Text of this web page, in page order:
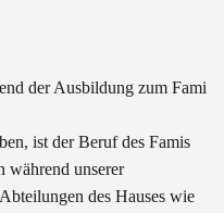
der Ausbildung zum Fami
ist der Beruf des Famis
während unserer
des Hauses wie